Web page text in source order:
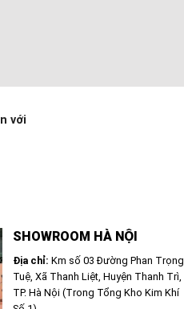
với
SHOWROOM HÀ NỘI
Địa chỉ: Km số 03 Đường Phan Trọng
Tuệ, Xã Thanh Liệt, Huyện Thanh Trì,
TP. Hà Nội (Trong Tổng Kho Kim Khí